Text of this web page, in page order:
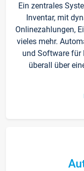
Ein zentrales
Inventar, mit
Onlinezahlungen,
vieles mehr.
und Software für
überall über